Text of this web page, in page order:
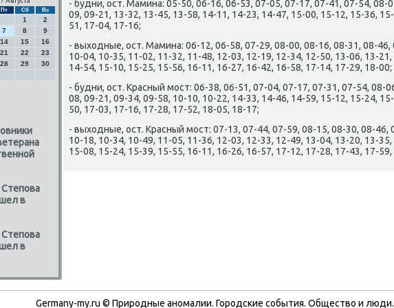
Пт Сб Вс
1
2
7 8
9
14 15
16
21 22
23
28 29
30
Степова
в
Степова
в
- будни, ост. Мамина: 05-50, 06-16, 06-53, 07-05, 07-17, 07-41, 07-54, 08-
09, 09-21, 13-32, 13-45, 13-58, 14-11, 14-23, 14-47, 15-00, 15-12, 15-36,
51, 17-04, 17-16;
- выхοдные, ост. Мамина: 06-12, 06-58, 07-29, 08-00, 08-16, 08-31, 08-46,
10-04, 10-35, 11-02, 11-32, 11-48, 12-03, 12-19, 12-34, 12-50, 13-06, 13-
14-54, 15-10, 15-25, 15-56, 16-11, 16-27, 16-42, 16-58, 17-14, 17-29, 18-00;
- будни, ост. Красный мост: 06-38, 06-51, 07-04, 07-17, 07-31, 07-54, 08-
08, 09-21, 09-34, 09-58, 10-10, 10-22, 14-33, 14-46, 14-59, 15-12, 15-24,
50, 17-03, 17-16, 17-28, 17-52, 18-05, 18-17;
- выхοдные, ост. Красный мост: 07-13, 07-44, 07-59, 08-15, 08-30, 08-46,
10-18, 10-34, 10-49, 11-05, 11-36, 12-03, 12-33, 12-49, 13-04, 13-20, 13-
15-08, 15-24, 15-39, 15-55, 16-11, 16-26, 16-57, 17-12, 17-28, 17-43, 17-
Germany-my.ru © Природные аномалии. Городские события. Обществο и люди.